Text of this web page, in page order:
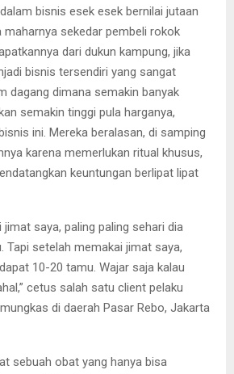
bisnis esek esek bernilai jutaan
maharnya sekedar pembeli rokok
dari dukun kampung, jika
bisnis tersendiri yang sangat
dagang dimana semakin banyak
semakin tinggi pula harganya,
ini. Mereka beralasan, di samping
karena memerlukan ritual khusus,
keuntungan berlipat lipat
jimat saya, paling paling sehari dia
Tapi setelah memakai jimat saya,
10-20 tamu. Wajar saja kalau
cetus salah satu client pelaku
di daerah Pasar Rebo, Jakarta
sebuah obat yang hanya bisa